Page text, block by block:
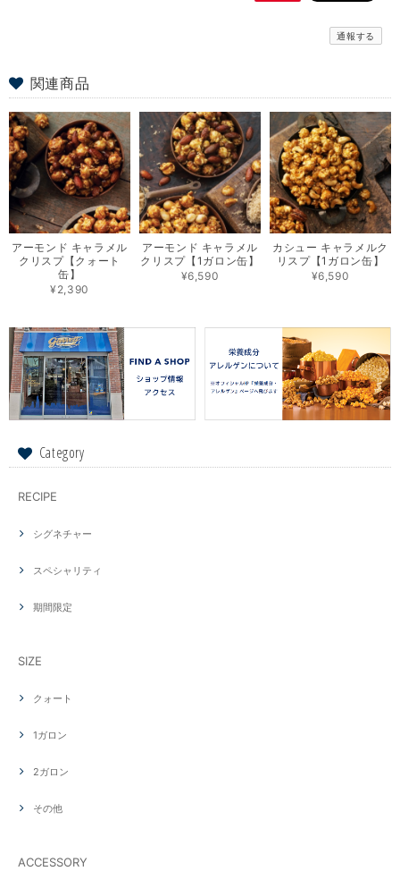
通報する
関連商品
アーモンド キャラメル
クリスプ【クォート
缶】
¥2,390
アーモンド キャラメル
クリスプ【1ガロン缶】
¥6,590
カシュー キャラメルク
リスプ【1ガロン缶】
¥6,590
Category
RECIPE
シグネチャー
スペシャリティ
期間限定
SIZE
クォート
1ガロン
2ガロン
その他
ACCESSORY